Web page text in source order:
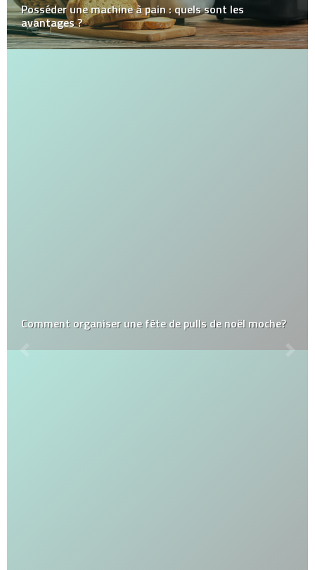
Posséder une machine à pain : quels sont les
avantages ?
Comment organiser une fête de pulls de noël moche?